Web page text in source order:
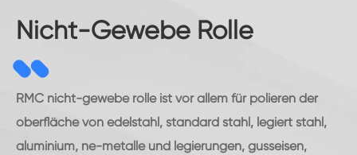
Nicht-Gewebe Rolle
RMC nicht-gewebe rolle ist vor allem für polieren der
oberfläche von edelstahl, standard stahl, legiert stahl,
aluminium, ne-metalle und legierungen, gusseisen,